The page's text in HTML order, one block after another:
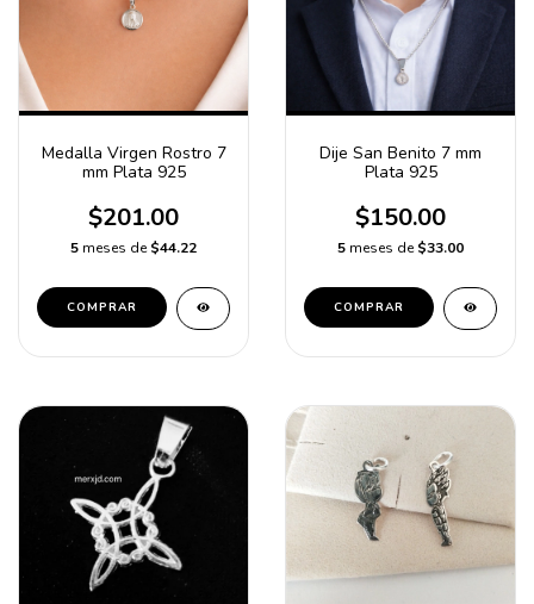
Medalla Virgen Rostro 7
mm Plata 925
$201.00
5 meses de$44.22
COMPRAR
Dije San Benito 7 mm
Plata 925
$150.00
5 meses de$33.00
COMPRAR